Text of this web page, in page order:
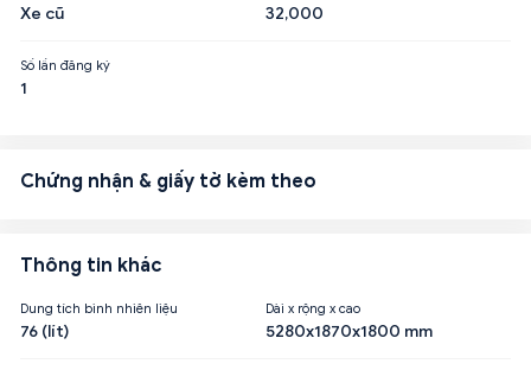
Xe cũ 32,000
Số lần đăng ký
1
Chứng nhận & giấy tờ kèm theo
Thông tin khác
Dung tích bình nhiên liệu
76 (lít)
Dài x rộng x cao
5280x1870x1800 mm